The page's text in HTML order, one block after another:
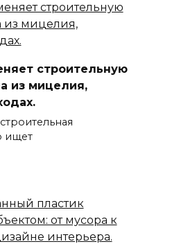
строительную
из мицелия,
ищет